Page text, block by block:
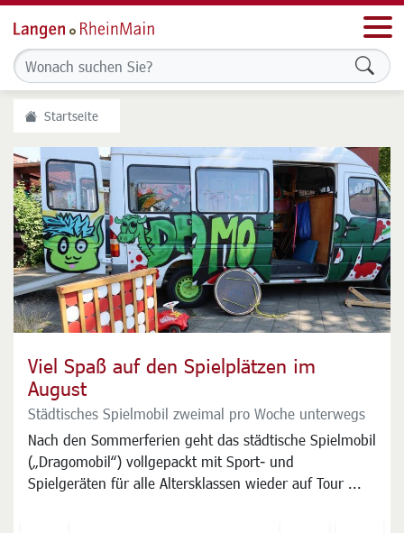
Startseite
Viel Spaß auf den Spielplätzen im
August
Städtisches Spielmobil zweimal pro Woche unterwegs
Nach den Sommerferien geht das städtische Spielmobil
(„Dragomobil“) vollgepackt mit Sport- und
Spielgeräten für alle Altersklassen wieder auf Tour ...
Wochenmarkt zukunftssicher machen
Stadt prüft Abgabe des Betriebs an privaten Betreiber
Der Wochenmarkt dienstags und freitags auf dem
Langener Jahnplatz ist seit Jahrzehnten ein beliebter
Treffpunkt und ein wichtiger Faktor der
Nahversorgung, der viele Kunden anzieht ...